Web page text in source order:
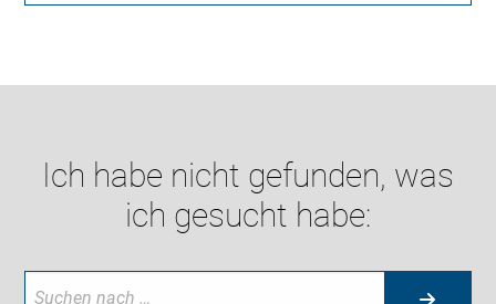
Ich habe nicht gefunden, was
ich gesucht habe: